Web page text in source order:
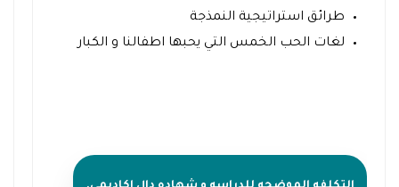
طرائق استراتيجية النمذجة
لغات الحب الخمس التي يحبها اطفالنا و الكبار